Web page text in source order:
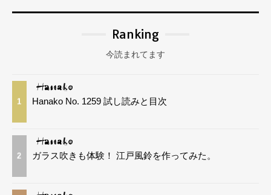
Ranking
今読まれてます
1 Hanako No. 1259 試し読みと目次
2 ガラス吹きも体験！ 江戸風鈴を作ってみた。